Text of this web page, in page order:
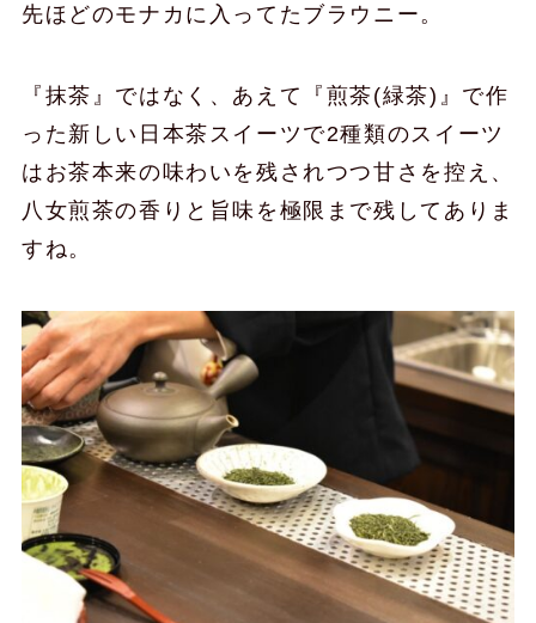
先ほどのモナカに入ってたブラウニー。
『抹茶』ではなく、あえて『煎茶(緑茶)』で作
った新しい日本茶スイーツで2種類のスイーツ
はお茶本来の味わいを残されつつ甘さを控え、
八女煎茶の香りと旨味を極限まで残してありま
すね。